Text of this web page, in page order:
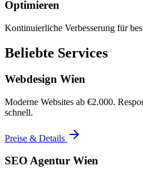
Optimieren
Kontinuierliche Verbesserung für
Beliebte Services
Webdesign Wien
Moderne Websites ab €2.000.
schnell.
Preise & Details
SEO Agentur Wien